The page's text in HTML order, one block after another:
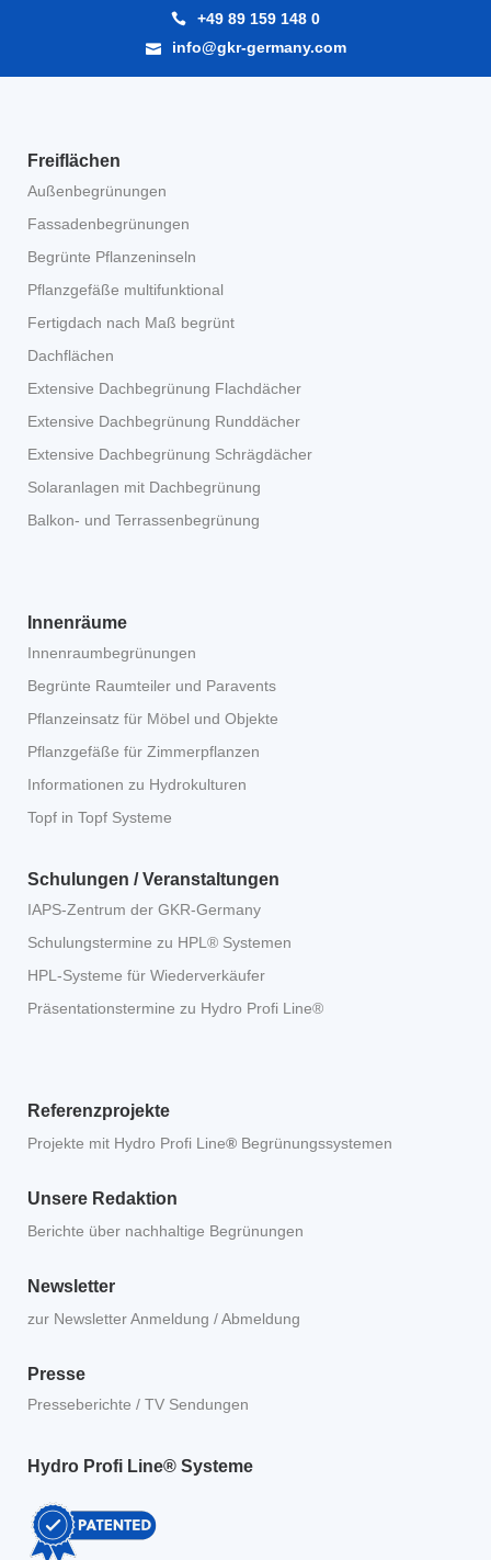
+49 89 159 148 0
info@gkr-germany.com
Freiflächen
Außenbegrünungen
Fassadenbegrünungen
Begrünte Pflanzeninseln
Pflanzgefäße multifunktional
Fertigdach nach Maß begrünt
Dachflächen
Extensive Dachbegrünung Flachdächer
Extensive Dachbegrünung Runddächer
Extensive Dachbegrünung Schrägdächer
Solaranlagen mit Dachbegrünung
Balkon- und Terrassenbegrünung
Innenräume
Innenraumbegrünungen
Begrünte Raumteiler und Paravents
Pflanzeinsatz für Möbel und Objekte
Pflanzgefäße für Zimmerpflanzen
Informationen zu Hydrokulturen
Topf in Topf Systeme
Schulungen / Veranstaltungen
IAPS-Zentrum der GKR-Germany
Schulungstermine zu HPL® Systemen
HPL-Systeme für Wiederverkäufer
Präsentationstermine zu Hydro Profi Line®
Referenzprojekte
Projekte mit Hydro Profi Line® Begrünungssystemen
Unsere Redaktion
Berichte über nachhaltige Begrünungen
Newsletter
zur Newsletter Anmeldung / Abmeldung
Presse
Presseberichte / TV Sendungen
Hydro Profi Line® Systeme